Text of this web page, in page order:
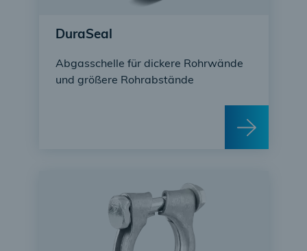
DuraSeal
Abgasschelle für dickere Rohrwände
und größere Rohrabstände